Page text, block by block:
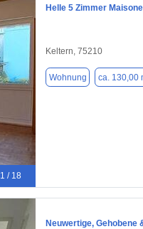
1 / 18
Helle 5 Zimmer
Keltern, 75210
Wohnung ca. 130,00
Neuwertige, Gehobene